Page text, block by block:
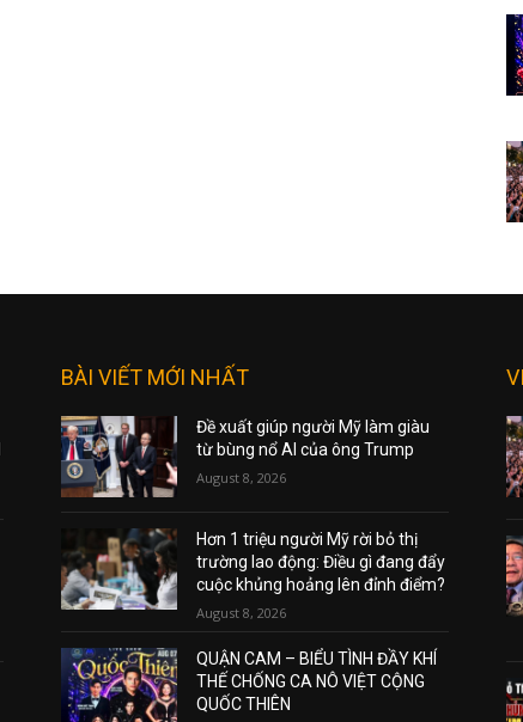
BÀI VIẾT MỚI NHẤT
Đề xuất giúp người Mỹ làm giàu
từ bùng nổ AI của ông Trump
August 8, 2026
Hơn 1 triệu người Mỹ rời bỏ thị
trường lao động: Điều gì đang đẩy
cuộc khủng hoảng lên đỉnh điểm?
August 8, 2026
QUẬN CAM – BIỂU TÌNH ĐẦY KHÍ
THẾ CHỐNG CA NÔ VIỆT CỘNG
QUỐC THIÊN